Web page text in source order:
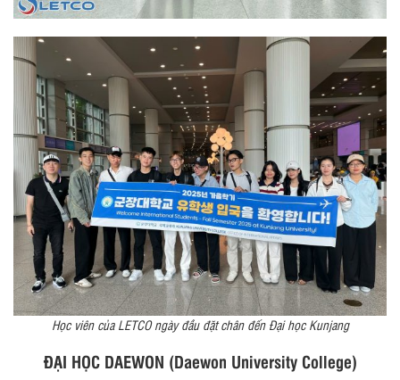
Học viên của LETCO ngày đầu đặt chân đến Đại học Kunjang
ĐẠI HỌC DAEWON (Daewon University College)